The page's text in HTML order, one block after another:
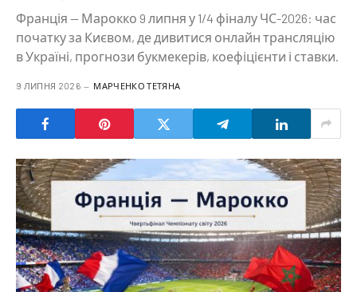
Франція — Марокко 9 липня у 1/4 фіналу ЧС-2026: час
початку за Києвом, де дивитися онлайн трансляцію
в Україні, прогнози букмекерів, коефіцієнти і ставки.
9 ЛИПНЯ 2026 МАРЧЕНКО ТЕТЯНА